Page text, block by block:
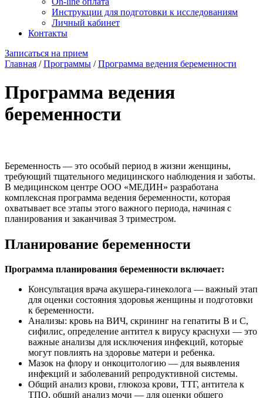
Инструкции для подготовки к исследованиям
Личный кабинет
Контакты
Записаться на прием
Главная /Программы /Программа ведения беременности
Программа ведения
беременности
Беременность — это особый период в жизни женщины,
требующий тщательного медицинского наблюдения и заботы.
В медицинском центре ООО «МЕДИН» разработана
комплексная программа ведения беременности, которая
охватывает все этапы этого важного периода, начиная с
планирования и заканчивая 3 триместром.
Планирование беременности
Программа планирования беременности включает:
Консультация врача акушера-гинеколога — важный этап
для оценки состояния здоровья женщины и подготовки
к беременности.
Анализы: кровь на ВИЧ, скрининг на гепатиты В и С,
сифилис, определение антител к вирусу краснухи — это
важные анализы для исключения инфекций, которые
могут повлиять на здоровье матери и ребенка.
Мазок на флору и онкоцитологию — для выявления
инфекций и заболеваний репродуктивной системы.
Общий анализ крови, глюкоза крови, ТТГ, антитела к
ТПО, общий анализ мочи — для оценки общего